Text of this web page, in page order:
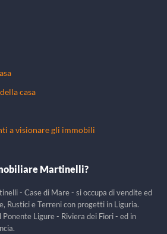
casa
a visionare gli immobili
Martinelli?
- Case di Mare - si occupa di vendite ed
Rustici e Terreni con progetti in Liguria.
Ponente Ligure - Riviera dei Fiori - ed in